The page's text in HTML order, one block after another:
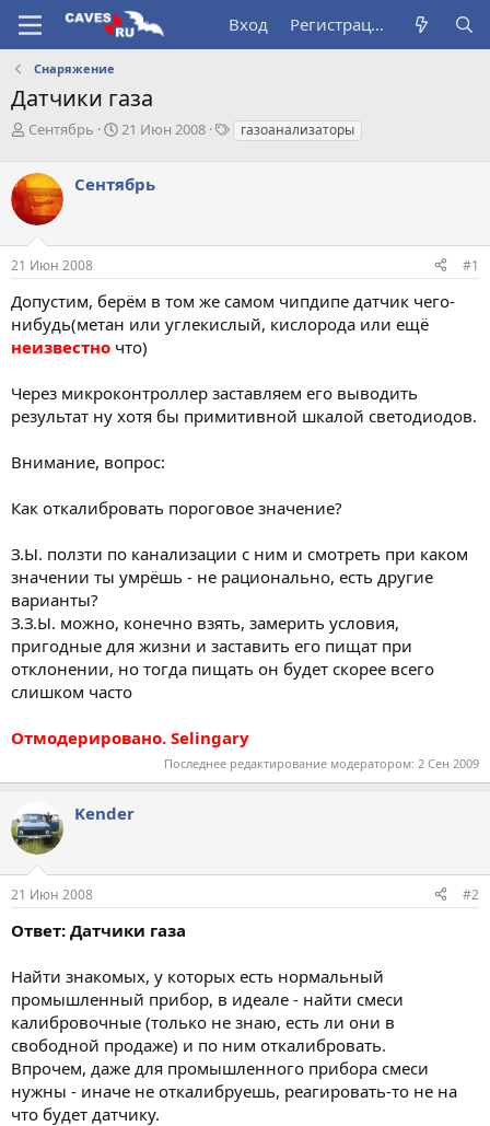
Вход Регистрация
Снаряжение
Датчики газа
А
о
р
т
е
м
ы
Сентябрь
Д
а
ч
л
а
21 Июн 2008
Тгазоанализаторы
Сентябрь
21 Июн 2008 #1
Допустим, берём в том же самом чипдипе датчик чего-
нибудь(метан или углекислый, кислорода или ещё
неизвестно что)
Через микроконтроллер заставляем его выводить
результат ну хотя бы примитивной шкалой светодиодов.
Внимание, вопрос:
Как откалибровать пороговое значение?
З.Ы. ползти по канализации с ним и смотреть при каком
значении ты умрёшь - не рационально, есть другие
варианты?
З.З.Ы. можно, конечно взять, замерить условия,
пригодные для жизни и заставить его пищат при
отклонении, но тогда пищать он будет скорее всего
слишком часто
Отмодерировано. Selingary
Последнее редактирование модератором: 2 Сен 2009
Kender
21 Июн 2008 #2
Ответ: Датчики газа
Найти знакомых, у которых есть нормальный
промышленный прибор, в идеале - найти смеси
калибровочные (только не знаю, есть ли они в
свободной продаже) и по ним откалибровать.
Впрочем, даже для промышленного прибора смеси
нужны - иначе не откалибруешь, реагировать-то не на
что будет датчику.